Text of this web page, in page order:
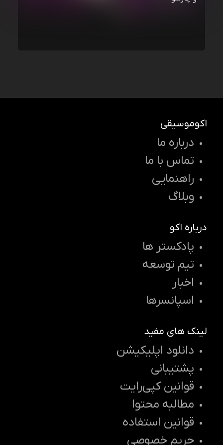
اکوموسیقی
درباره ما
تماس با ما
راهنمایی
وبلاگ
درباره اکو
پادکستر ها
تیم توسعه
اخبار
اسپانسرها
لینک های مفید
دانلود اپلیکیشن
پشتیبانی
قوانین کپی‌رایت
مطالبه محتوا
قوانین استفاده
حریم خصوصی